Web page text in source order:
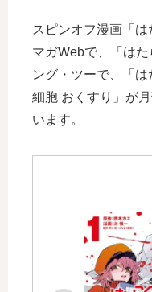
スピンオフ漫画「
マガWebで、「は
ング・ツーで、「は
細胞 おくすり」が
います。